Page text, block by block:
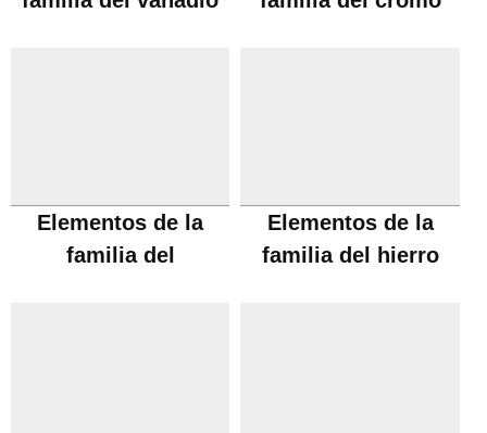
Elementos de la
familia del
Elementos de la
familia del hierro